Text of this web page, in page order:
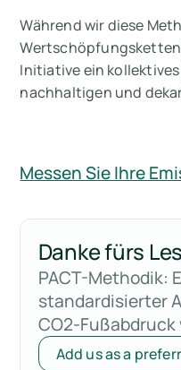
Während wir diese
Initiative ein
nachhaltigen und
Messen Sie Ihre
Danke fürs
PACT-Methodik:
standardisierter
CO2-
Add us as a